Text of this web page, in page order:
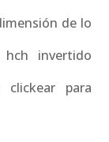
de lo
invertido
para